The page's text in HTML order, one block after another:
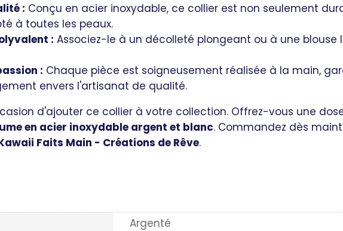
: Conçu en acier inoxydable, ce collier est non seulement
à toutes les peaux.
: Associez-le à un décolleté plongeant ou à une blouse
: Chaque pièce est soigneusement réalisée à la main,
envers l'artisanat de qualité.
d'ajouter ce collier à votre collection. Offrez-vous une
en acier inoxydable argent et blanc. Commandez dès
Faits Main - Créations de Rêve.
Argenté